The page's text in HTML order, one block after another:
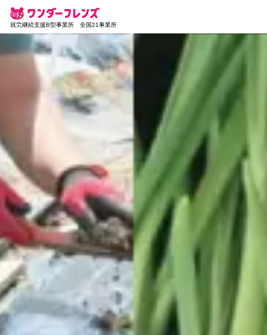
就労継続支援B型事業所 全国21事業所